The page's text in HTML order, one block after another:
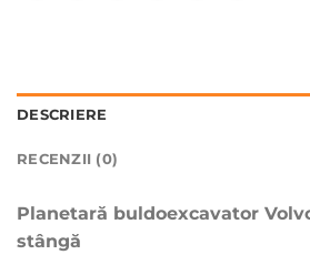
DESCRIERE
RECENZII (0)
Planetară buldoexcavator
stângă